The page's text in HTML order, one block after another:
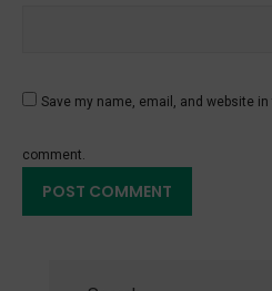
Save my name, email, and website
comment.